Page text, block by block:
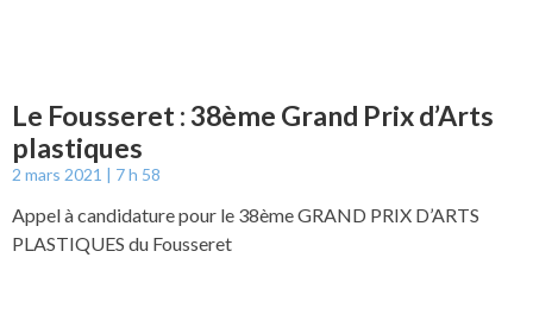
Le Fousseret : 38ème Grand Prix d’Arts
plastiques
2 mars 2021 7 h 58
Appel à candidature pour le 38ème GRAND PRIX D’ARTS
PLASTIQUES du Fousseret